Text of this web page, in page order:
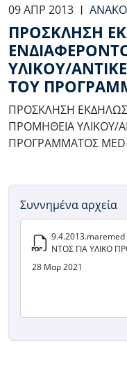
09 ΑΠΡ 2013 |
ΠΡΟΣΚΛΗΣΗ
ΥΛΙΚΟΥ/
ΤΟΥ
ΠΡΟΣΚΛΗΣΗ
ΠΡΟΜΗΘΕΙΑ ΥΛΙΚΟΥ/
ΠΡΟΓΡΑΜΜΑΤΟΣ MED-
Συννημένα αρχεία
ΝΤΟΣ ΓΙΑ ΥΛΙΚΟ
28 Μαρ 2021